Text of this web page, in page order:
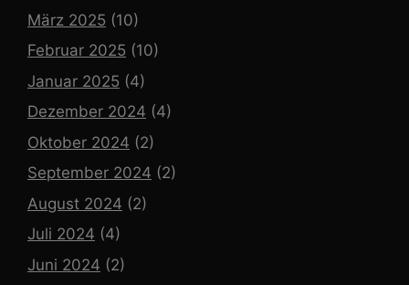
März 2025 (10)
Februar 2025 (10)
Januar 2025 (4)
Dezember 2024 (4)
Oktober 2024 (2)
September 2024 (2)
August 2024 (2)
Juli 2024 (4)
Juni 2024 (2)